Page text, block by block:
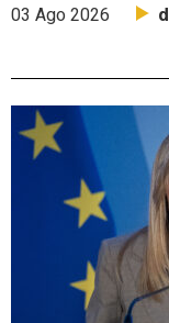
03 Ago 2026